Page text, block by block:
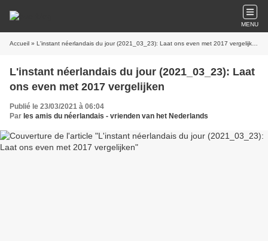
MENU
Accueil » L'instant néerlandais du jour (2021_03_23): Laat ons even met 2017 vergelijken
L'instant néerlandais du jour (2021_03_23): Laat
ons even met 2017 vergelijken
Publié le 23/03/2021 à 06:04
Par les amis du néerlandais - vrienden van het Nederlands